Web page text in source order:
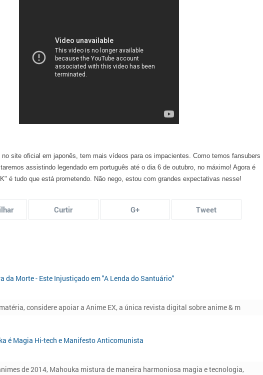
no site oficial em japonês, tem mais vídeos para os impacientes. Como temos fansubers
assistindo legendado em português até o dia 6 de outubro, no máximo! Agora é
é tudo que está prometendo. Não nego, estou com grandes expectativas nesse!
Curtir G+ Tweet
da Morte - Este Injustiçado em "A Lenda do Santuário"
considere apoiar a Anime EX, a única revista digital sobre anime & m
é Magia Hi-tech e Manifesto Anticomunista
de 2014, Mahouka mistura de maneira harmoniosa magia e tecnologia,